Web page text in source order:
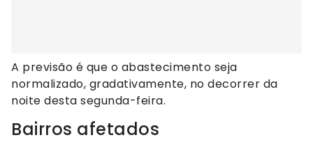
A previsão é que o abastecimento seja
normalizado, gradativamente, no decorrer da
noite desta segunda-feira.
Bairros afetados